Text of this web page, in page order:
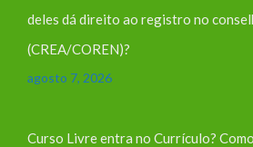
deles dá direito ao registro no
(CREA/COREN)?
agosto 7, 2026
Curso Livre entra no Currículo?